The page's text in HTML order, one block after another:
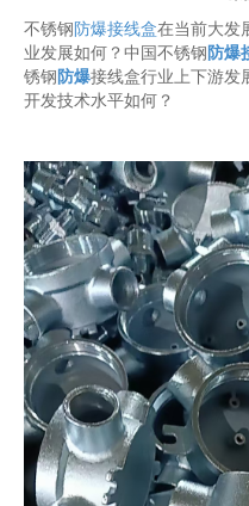
不锈钢 防爆接线盒在当前大发
业发展如何？中国不锈钢 防爆
锈钢 防爆接线盒行业上下游发
开发技术水平如何？